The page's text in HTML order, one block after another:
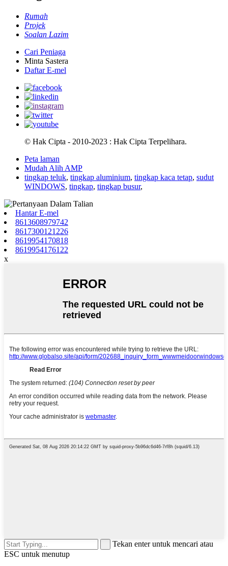
Rumah
Projek
Soalan Lazim
Cari Peniaga
Minta Sastera
Daftar E-mel
© Hak Cipta - 2010-2023 : Hak Cipta Terpelihara.
Peta laman
Mudah Alih AMP
tingkap teluk, tingkap aluminium, tingkap kaca tetap, sudut
WINDOWS, tingkap, tingkap busur,
Hantar E-mel
8613608979742
8617300121226
8619954170818
8619954176122
x
Tekan enter untuk mencari atau
ESC untuk menutup